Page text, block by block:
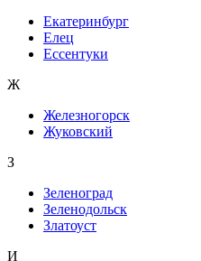
Екатеринбург
Елец
Ессентуки
Ж
Железногорск
Жуковский
З
Зеленоград
Зеленодольск
Златоуст
И